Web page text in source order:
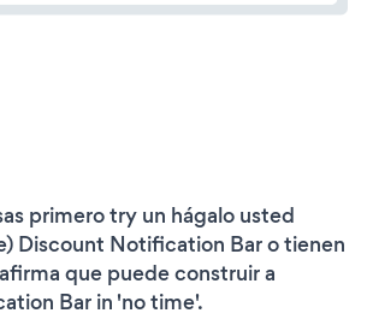
primero try un hágalo usted
Discount Notification Bar o tienen
que puede construir a
Bar in 'no time'.